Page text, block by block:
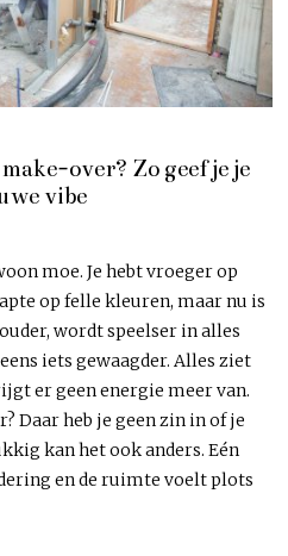
over? Zo geef je je
vibe
moe. Je hebt vroeger op
op felle kleuren, maar nu is
wordt speelser in alles
iets gewaagder. Alles ziet
er geen energie meer van.
Daar heb je geen zin in of je
kan het ook anders. Eén
en de ruimte voelt plots